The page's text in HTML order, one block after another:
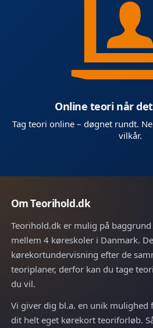
Online teori når
Tag teori online – døgnet rundt.
vilkår.
Om Teorihold.dk
Teorihold.dk er mulig på
mellem 4 køreskoler i Danmark.
kørekortundervisning efter de
teoriplaner, derfor kan du tage
du vil.
Vi giver dig bl.a. en unik
dit helt eget kørekort teoriforløb.